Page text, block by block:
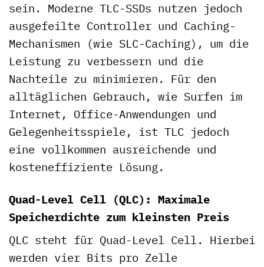
sein. Moderne TLC-SSDs nutzen jedoch
ausgefeilte Controller und Caching-
Mechanismen (wie SLC-Caching), um die
Leistung zu verbessern und die
Nachteile zu minimieren. Für den
alltäglichen Gebrauch, wie Surfen im
Internet, Office-Anwendungen und
Gelegenheitsspiele, ist TLC jedoch
eine vollkommen ausreichende und
kosteneffiziente Lösung.
Quad-Level Cell (QLC): Maximale
Speicherdichte zum kleinsten Preis
QLC steht für Quad-Level Cell. Hierbei
werden vier Bits pro Zelle